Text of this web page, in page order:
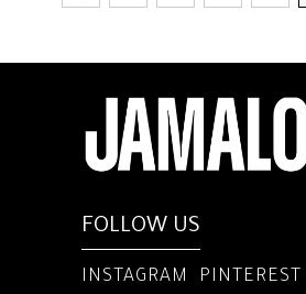
FOLLOW US
INSTAGRAM PINTEREST